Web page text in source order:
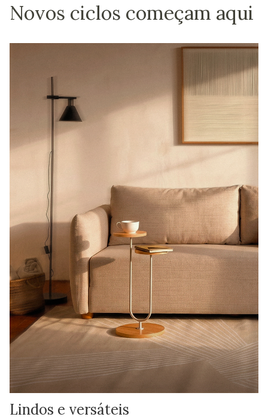
Novos ciclos começam aqui
Lindos e versáteis